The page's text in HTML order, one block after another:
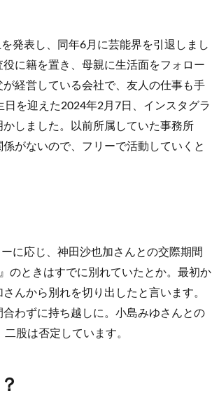
発表し、同年6月に芸能界を引退しまし
に籍を置き、母親に生活面をフォロー
経営している会社で、友人の仕事も手
を迎えた2024年2月7日、インスタグラ
しました。以前所属していた事務所
がないので、フリーで活動していくと
に応じ、神田沙也加さんとの交際期間
のときはすでに別れていたとか。最初か
んから別れを切り出したと言います。
わずに持ち越しに。小島みゆさんとの
股は否定しています。